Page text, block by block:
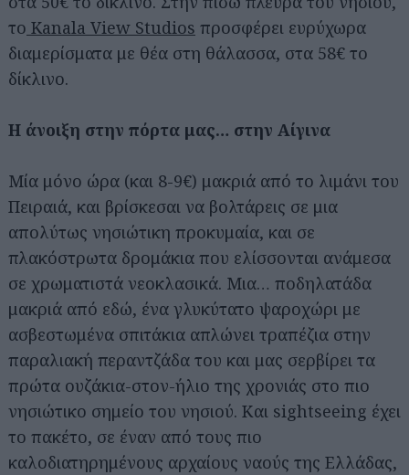
το Kanala View Studios προσφέρει ευρύχωρα
διαμερίσματα με θέα στη θάλασσα, στα 58€ το
δίκλινο.
Η άνοιξη στην πόρτα μας… στην Αίγινα
Μία μόνο ώρα (και 8-9€) μακριά από το λιμάνι του
Πειραιά, και βρίσκεσαι να βολτάρεις σε μια
απολύτως νησιώτικη προκυμαία, και σε
πλακόστρωτα δρομάκια που ελίσσονται ανάμεσα
σε χρωματιστά νεοκλασικά. Μια… ποδηλατάδα
μακριά από εδώ, ένα γλυκύτατο ψαροχώρι με
ασβεστωμένα σπιτάκια απλώνει τραπέζια στην
παραλιακή περαντζάδα του και μας σερβίρει τα
πρώτα ουζάκια-στον-ήλιο της χρονιάς στο πιο
νησιώτικο σημείο του νησιού. Και sightseeing έχει
το πακέτο, σε έναν από τους πιο
καλοδιατηρημένους αρχαίους ναούς της Ελλάδας,